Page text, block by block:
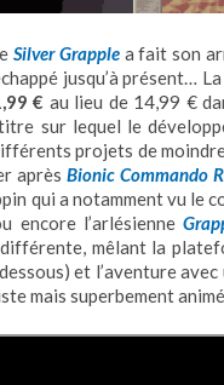
Silver Grapplea fait son
jusqu’à présent…
€ au lieu de 14,99 €
sur lequel le
projets de
après Bionic Commando
qui a notamment vu le
encore l’arlésienne
mêlant la
et l’aventure
mais superbement